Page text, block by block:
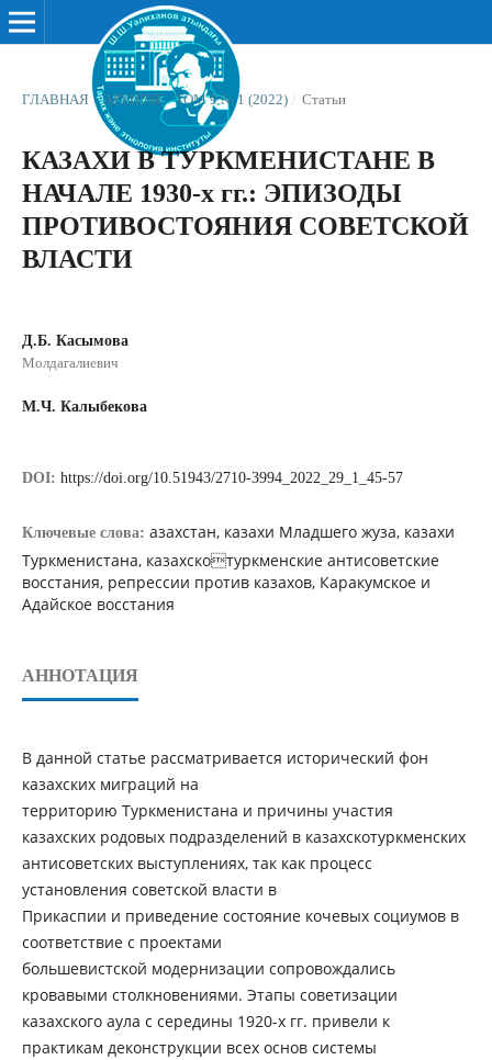
ГЛАВНАЯ / АРХИВЫ / ТОМ 9 № 1 (2022) / Статьи
КАЗАХИ В ТУРКМЕНИСТАНЕ В
НАЧАЛЕ 1930-х гг.: ЭПИЗОДЫ
ПРОТИВОСТОЯНИЯ СОВЕТСКОЙ
ВЛАСТИ
Д.Б. Касымова
Молдагалиевич
М.Ч. Калыбекова
DOI: https://doi.org/10.51943/2710-3994_2022_29_1_45-57
Ключевые слова: азахстан, казахи Младшего жуза, казахи
Туркменистана, казахскотуркменские антисоветские
восстания, репрессии против казахов, Каракумское и
Адайское восстания
АННОТАЦИЯ
В данной статье рассматривается исторический фон
казахских миграций на
территорию Туркменистана и причины участия
казахских родовых подразделений в казахскотуркменских
антисоветских выступлениях, так как процесс
установления советской власти в
Прикаспии и приведение состояние кочевых социумов в
соответствие с проектами
большевистской модернизации сопровождались
кровавыми столкновениями. Этапы советизации
казахского аула с середины 1920-х гг. привели к
практикам деконструкции всех основ системы